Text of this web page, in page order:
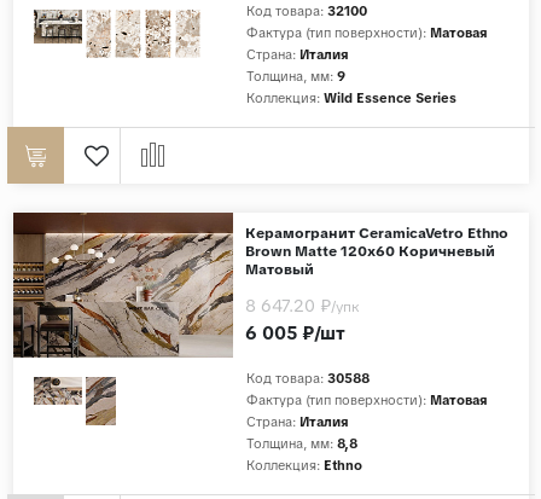
Код товара: 32100
Фактура (тип поверхности): Матовая
Страна: Италия
Толщина, мм: 9
Коллекция: Wild Essence Series
Керамогранит CeramicaVetro Ethno
Brown Matte 120x60 Коричневый
Матовый
Код товара: 30588
Фактура (тип поверхности): Матовая
Страна: Италия
Толщина, мм: 8,8
Коллекция: Ethno
6 005 ₽/шт
8 647.20 ₽/упк